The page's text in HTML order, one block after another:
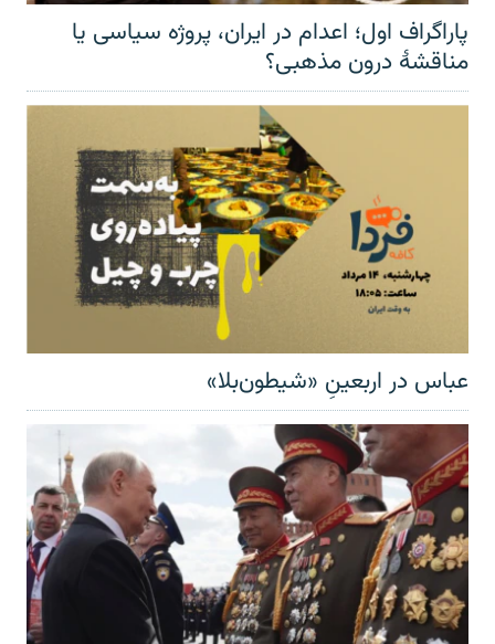
پاراگراف اول؛ اعدام در ایران، پروژه سیاسی یا
مناقشهٔ درون مذهبی؟
عباس در اربعینِ «شیطون‌بلا»